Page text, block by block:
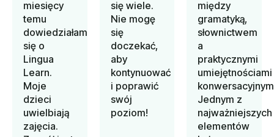
miesięcy
temu
dowiedziałam
się o
Lingua
Learn.
Moje
dzieci
uwielbiają
zajęcia.
się wiele.
Nie mogę
się
doczekać,
aby
kontynuować
i poprawić
swój
poziom!
między
gramatyką,
słownictwem
a
praktycznymi
umiejętnościami
Jednym z
najważniejszych
elementów